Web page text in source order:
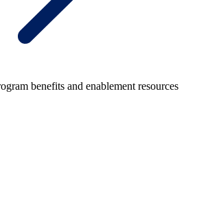
benefits and enablement resources